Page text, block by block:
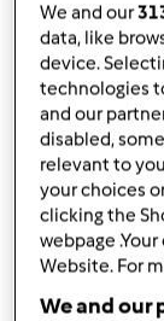
se vuoi una
due rettangoli
però qndo
sopra va a
"buco" non sò
ho guardato su
che ho io!!!
quello per i
vengono tutti
We and our
data, like
device.
technologies
and our
disabled,
relevant to
your choices
clicking the
webpage
Website. For
We and our